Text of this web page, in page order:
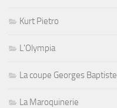
Kurt Pietro
L'Olympia
La coupe Georges Baptiste
La Maroquinerie